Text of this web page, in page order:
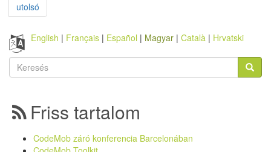
utolsó
English Français Español Magyar Català Hrvatski
Keresés
Friss tartalom
CodeMob záró konferencia Barcelonában